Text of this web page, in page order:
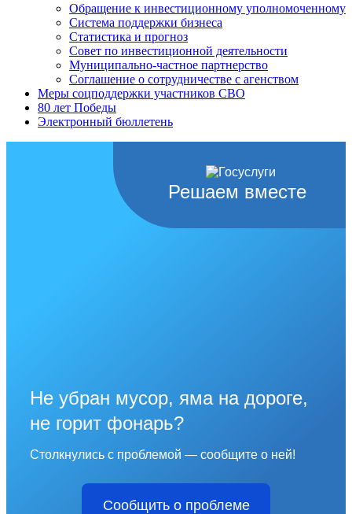
Обращение к инвестиционному уполномоченному
Система поддержки бизнеса
Статистика и прогноз
Совет по инвестиционной деятельности
Муниципально-частное партнерство
Соглашение о сотрудничестве с агенством
Меры соцподдержки участников СВО
80 лет Победы
Электронный бюллетень
Решаем вместе
Не убран мусор, яма на дороге,
не горит фонарь?
Столкнулись с проблемой — сообщите о ней!
Сообщить о проблеме